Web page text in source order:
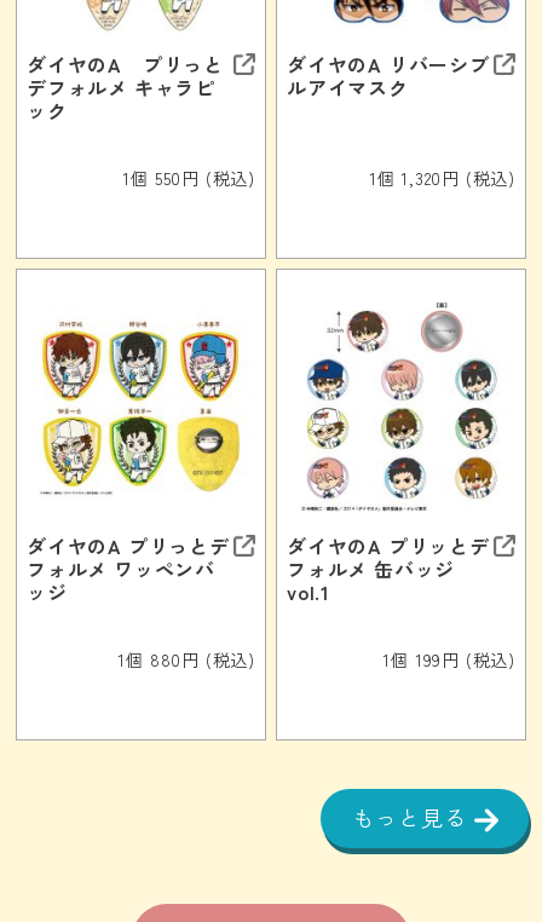
ダイヤのA プリっと
デフォルメ キャラピ
ック
1個 550円 (税込)
ダイヤのA リバーシブ
ルアイマスク
1個 1,320円 (税込)
ダイヤのA プリっとデ
フォルメ ワッペンバ
ッジ
1個 880円 (税込)
ダイヤのA プリッとデ
フォルメ 缶バッジ
vol.1
1個 199円 (税込)
もっと見る